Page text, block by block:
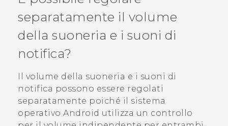
VIVERSE
ASSISTENZA
Accessori e dispositivi HTC
Accesso
separatamente il volume
della suoneria e i suoni di
notifica?
Il volume della suoneria e i suoni di
notifica possono essere regolati
separatamente poiché il sistema
operativo Android utilizza un controllo